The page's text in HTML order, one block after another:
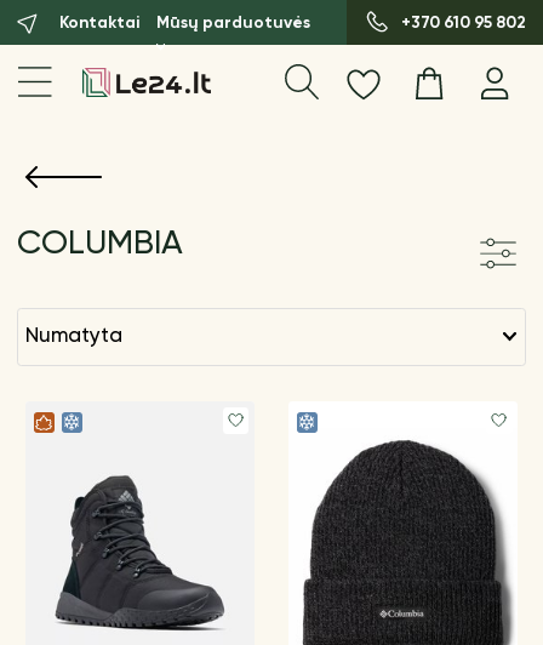
Kontaktai Mūsų parduotuvės +370 610 95 802
COLUMBIA
numatyta